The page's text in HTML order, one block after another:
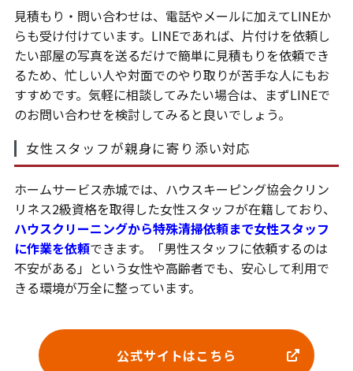
見積もり・問い合わせは、電話やメールに加えてLINEか
らも受け付けています。LINEであれば、片付けを依頼し
たい部屋の写真を送るだけで簡単に見積もりを依頼でき
るため、忙しい人や対面でのやり取りが苦手な人にもお
すすめです。気軽に相談してみたい場合は、まずLINEで
のお問い合わせを検討してみると良いでしょう。
女性スタッフが親身に寄り添い対応
ホームサービス赤城では、ハウスキーピング協会クリン
リネス2級資格を取得した女性スタッフが在籍しており、
ハウスクリーニングから特殊清掃依頼まで女性スタッフ
に作業を依頼できます。「男性スタッフに依頼するのは
不安がある」という女性や高齢者でも、安心して利用で
きる環境が万全に整っています。
公式サイトはこちら